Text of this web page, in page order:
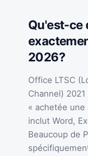
Qu'est-ce
2026?
Office LTSC
Channel)
« achetée
inclut Word,
Beaucoup de